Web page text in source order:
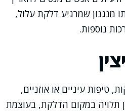
מנגנון שמרגיע דלקת עלול,
נוספות.
טיפות עיניים או אוזניים,
תלויה במקום הדלקת, בעוצמת